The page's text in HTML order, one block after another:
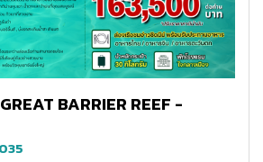
BARRIER REEF -